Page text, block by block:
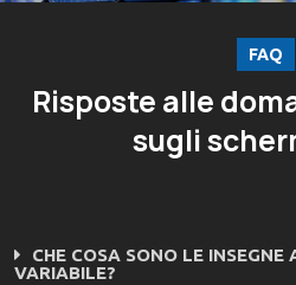
FAQ
Risposte alle
sugli
CHE COSA SONO LE INSEGNE
VARIABILE?